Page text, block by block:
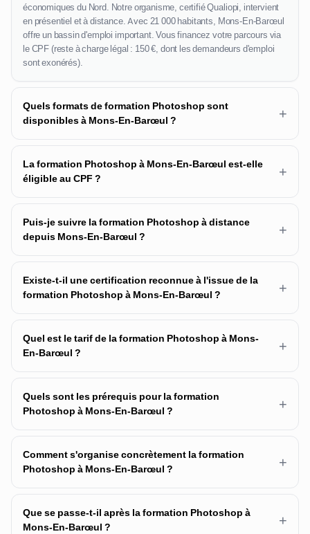
économiques du Nord. Notre organisme, certifié Qualiopi, intervient
en présentiel et à distance. Avec 21 000 habitants, Mons-En-Barœul
offre un bassin d'emploi important. Vous financez votre parcours via
le CPF (reste à charge légal : 150 €, dont les demandeurs d'emploi
sont exonérés).
Quels formats de formation Photoshop sont
disponibles à Mons-En-Barœul ?
+
La formation Photoshop à Mons-En-Barœul est-elle
éligible au CPF ?
+
Puis-je suivre la formation Photoshop à distance
depuis Mons-En-Barœul ?
+
Existe-t-il une certification reconnue à l'issue de la
formation Photoshop à Mons-En-Barœul ?
+
Quel est le tarif de la formation Photoshop à Mons-
En-Barœul ?
+
Quels sont les prérequis pour la formation
Photoshop à Mons-En-Barœul ?
+
Comment s'organise concrètement la formation
Photoshop à Mons-En-Barœul ?
+
Que se passe-t-il après la formation Photoshop à
Mons-En-Barœul ?
+